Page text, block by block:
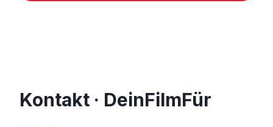
Kontakt · DeinFilmFür